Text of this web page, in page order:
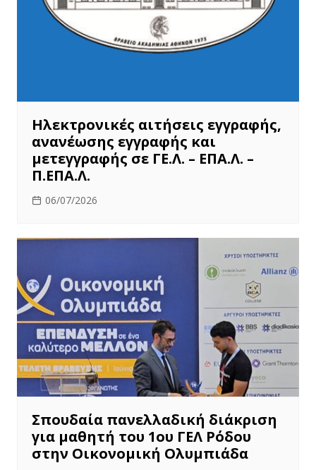
Ηλεκτρονικές αιτήσεις εγγραφής,
ανανέωσης εγγραφής και
μετεγγραφής σε ΓΕ.Λ. – ΕΠΑ.Λ. –
Π.ΕΠΑ.Λ.
06/07/2026
Σπουδαία πανελλαδική διάκριση
για μαθητή του 1ου ΓΕΛ Ρόδου
στην Οικονομική Ολυμπιάδα